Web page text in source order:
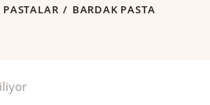
PASTALAR BARDAK PASTA